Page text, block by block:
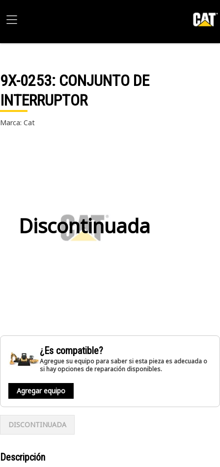
9X-0253: CONJUNTO DE
INTERRUPTOR
Marca: Cat
Discontinuada
¿Es compatible?
Agregue su equipo para saber si esta pieza es adecuada o
si hay opciones de reparación disponibles.
Agregar equipo
DISCONTINUADA
Descripción